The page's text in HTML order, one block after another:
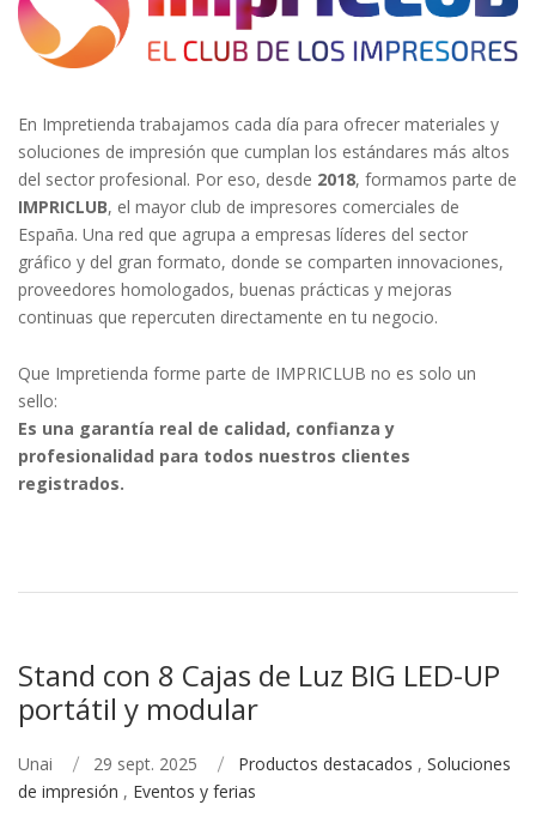
En Impretienda trabajamos cada día para ofrecer materiales y
soluciones de impresión que cumplan los estándares más altos
del sector profesional. Por eso, desde 2018, formamos parte de
IMPRICLUB, el mayor club de impresores comerciales de
España. Una red que agrupa a empresas líderes del sector
gráfico y del gran formato, donde se comparten innovaciones,
proveedores homologados, buenas prácticas y mejoras
continuas que repercuten directamente en tu negocio.
Que Impretienda forme parte de IMPRICLUB no es solo un
sello:
Es una garantía real de calidad, confianza y
profesionalidad para todos nuestros clientes
registrados.
Stand con 8 Cajas de Luz BIG LED-UP
portátil y modular
Unai 29 sept. 2025 Productos destacados , Soluciones
de impresión , Eventos y ferias